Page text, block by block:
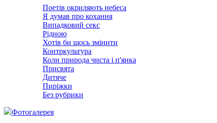
Поетів окриляють небеса
Я думав про кохання
Випадковий секс
Рідною
Хотів би щось змінити
Контркультура
Коли природа чиста і п'янка
Присвята
Дитяче
Пиріжки
Без рубрики
Фотогалерея